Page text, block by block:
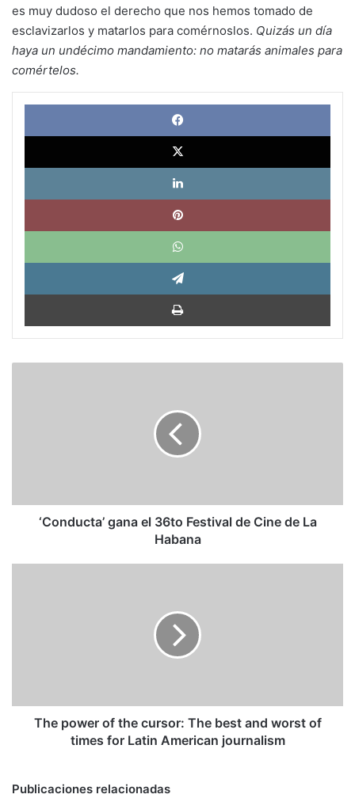
es muy dudoso el derecho que nos hemos tomado de
esclavizarlos y matarlos para comérnoslos. Quizás un día
haya un undécimo mandamiento: no matarás animales para
comértelos.
X
La
Habana‘Conducta’ gana el 36to Festival de Cine de La
Habana
worst
American
The power of the cursor: The best and worst of
times for Latin American journalism
Publicaciones relacionadas